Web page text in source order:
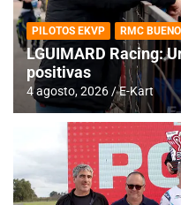
PILOTOS EKVP RMC
LGUIMARD Racing:
positivas
4 agosto, 2026 E-Kart